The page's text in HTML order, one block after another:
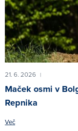
21. 6. 2026 |
Maček osmi v
Repnika
Več